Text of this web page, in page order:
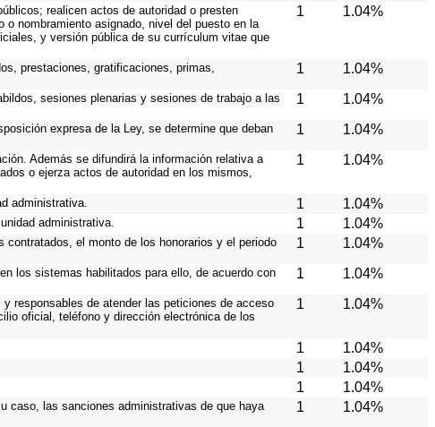
realicen actos de autoridad o presten
nombramiento asignado, nivel del puesto en la
y versión pública de su currículum vitae que
1 1.04%
prestaciones, gratificaciones, primas,
1 1.04%
sesiones plenarias y sesiones de trabajo a las
1 1.04%
expresa de la Ley, se determine que deban
1 1.04%
Además se difundirá la información relativa a
o ejerza actos de autoridad en los mismos,
1 1.04%
administrativa. 1 1.04%
administrativa. 1 1.04%
el monto de los honorarios y el periodo
1 1.04%
los sistemas habilitados para ello, de acuerdo con
1 1.04%
responsables de atender las peticiones de acceso
oficial, teléfono y dirección electrónica de los
1 1.04%
1 1.04%
1 1.04%
1 1.04%
caso, las sanciones administrativas de que haya
1 1.04%